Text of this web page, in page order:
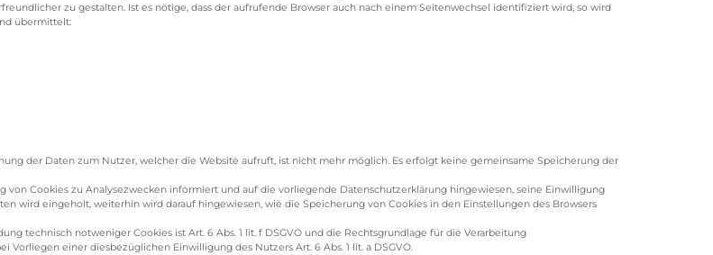
zu gestalten. Ist es nötige, dass der aufrufende Browser auch nach einem Seitenwechsel identifiziert wird, so wird
übermittelt:
der Daten zum Nutzer, welcher die Website aufruft, ist nicht mehr möglich. Es erfolgt keine gemeinsame Speicherung der
Cookies zu Analysezwecken informiert und auf die vorliegende Datenschutzerklärung hingewiesen, seine Einwilligung
wird eingeholt, weiterhin wird darauf hingewiesen, wie die Speicherung von Cookies in den Einstellungen des Browsers
technisch notweniger Cookies ist Art. 6 Abs. 1 lit. f DSGVO und die Rechtsgrundlage für die Verarbeitung
einer diesbezüglichen Einwilligung des Nutzers Art. 6 Abs. 1 lit. a DSGVO.